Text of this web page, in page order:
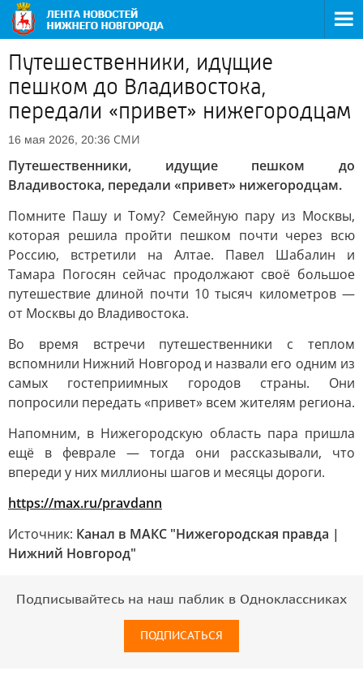
Путешественники, идущие
пешком до Владивостока,
передали «привет» нижегородцам
16 мая 2026, 20:36 СМИ
Путешественники, идущие пешком до
Владивостока, передали «привет» нижегородцам.
Помните Пашу и Тому? Семейную пару из Москвы,
которая решила пройти пешком почти через всю
Россию, встретили на Алтае. Павел Шабалин и
Тамара Погосян сейчас продолжают своё большое
путешествие длиной почти 10 тысяч километров —
от Москвы до Владивостока.
Во время встречи путешественники с теплом
вспомнили Нижний Новгород и назвали его одним из
самых гостеприимных городов страны. Они
попросили передать «привет» всем жителям региона.
Напомним, в Нижегородскую область пара пришла
ещё в феврале — тогда они рассказывали, что
впереди у них миллионы шагов и месяцы дороги.
https://max.ru/pravdann
Источник: Канал в МАКС "Нижегородская правда |
Нижний Новгород"
Подписывайтесь на наш паблик в Одноклассниках
ПОДПИСАТЬСЯ